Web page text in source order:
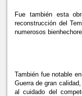
Fue también esta
reconstrucción del
numerosos
También fue notable
Guerra de gran
al cuidado del